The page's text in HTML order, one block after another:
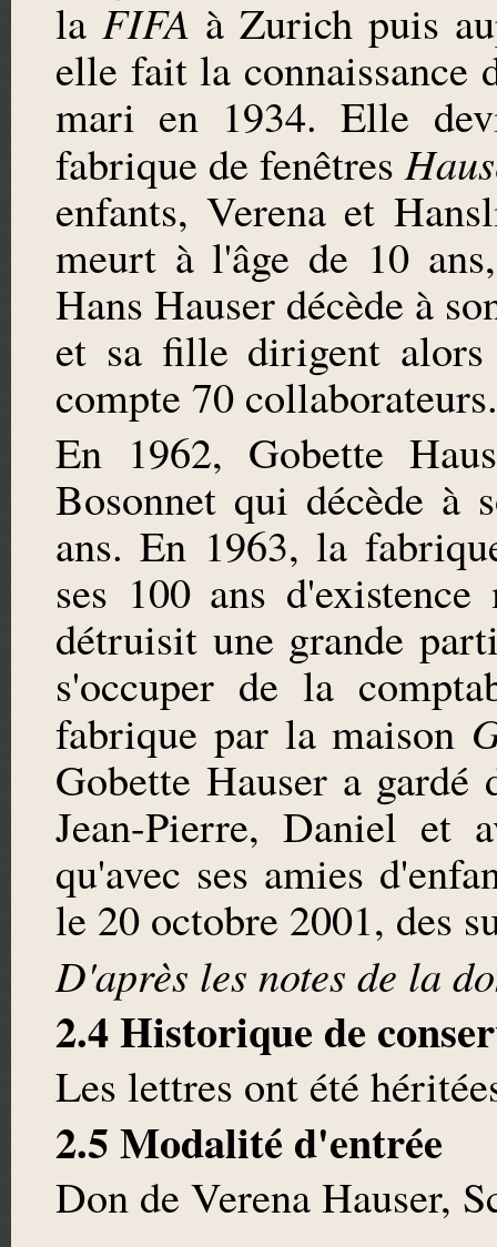
la FIFA à Zurich puis
elle fait la connaissance
mari en 1934. Elle
fabrique de fenêtres
enfants, Verena et
meurt à l'âge de 10
Hans Hauser décède à
et sa fille dirigent alors
compte 70 collaborateurs.
En 1962, Gobette
Bosonnet qui décède à
ans. En 1963, la
ses 100 ans
détruisit une grande
s'occuper de la
fabrique par la maison
Gobette Hauser a gardé
Jean-Pierre, Daniel et
qu'avec ses amies
le 20 octobre 2001, des
D'après les notes de la
2.4 Historique de
Les lettres ont été
2.5 Modalité d'entrée
Don de Verena Hauser,